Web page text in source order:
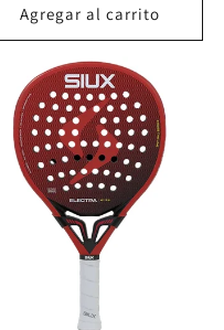
Agregar al carrito